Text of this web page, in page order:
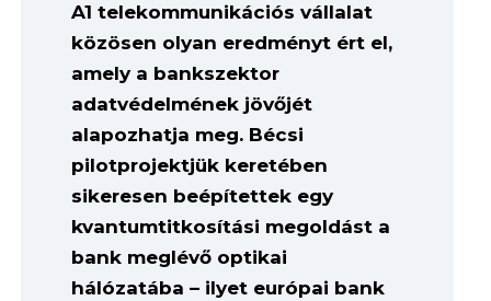
A1 telekommunikációs vállalat
közösen olyan eredményt ért el,
amely a bankszektor
adatvédelmének jövőjét
alapozhatja meg. Bécsi
pilotprojektjük keretében
sikeresen beépítettek egy
kvantumtitkosítási megoldást a
bank meglévő optikai
hálózatába – ilyet európai bank